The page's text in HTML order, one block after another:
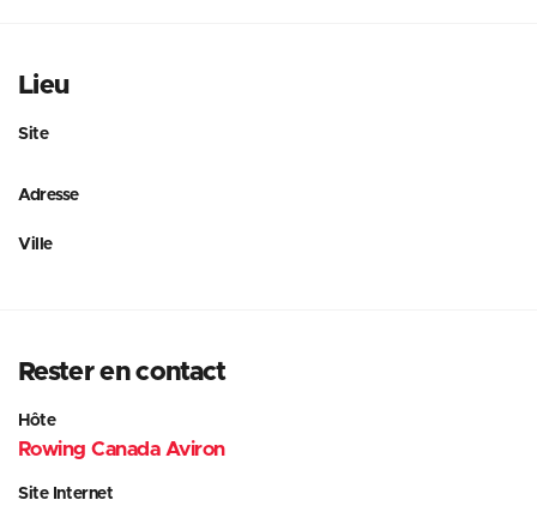
Lieu
Site
Adresse
Ville
Rester en contact
Hôte
Rowing Canada Aviron
Site Internet